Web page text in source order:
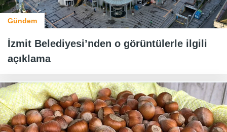
Gündem
İzmit Belediyesi’nden o görüntülerle ilgili
açıklama